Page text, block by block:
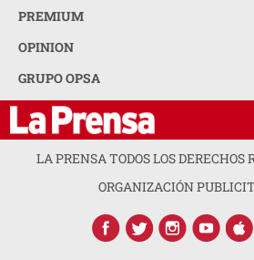
PREMIUM
OPINION
GRUPO OPSA
LA PRENSA TODOS LOS DERECHOS
ORGANIZACIÓN